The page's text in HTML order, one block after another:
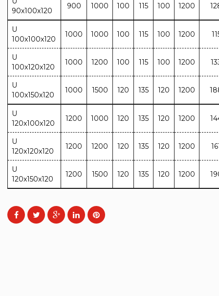
90x100x120
900 1000 100 115 100 1200
U
100x100x120
1000 1000 100 115 100 1200
U
100x120x120
1000 1200 100 115 100 1200
U
100x150x120
1000 1500 120 135 120 1200
U
120x100x120
1200 1000 120 135 120 1200
U
120x120x120
1200 1200 120 135 120 1200
U
120x150x120
1200 1500 120 135 120 1200